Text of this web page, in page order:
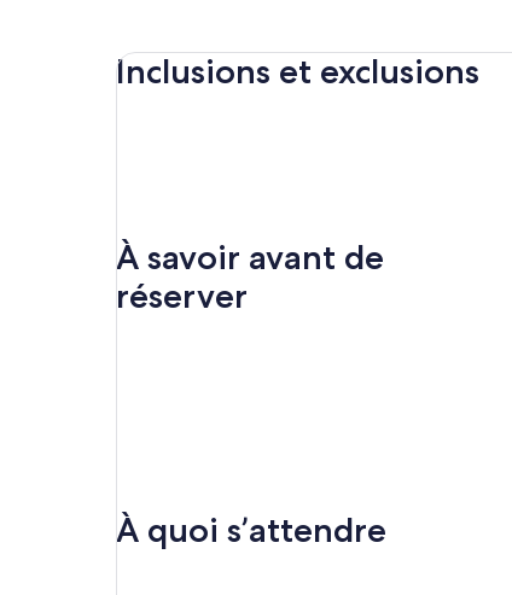
Inclusions et exclusions
À savoir avant de
réserver
À quoi s’attendre